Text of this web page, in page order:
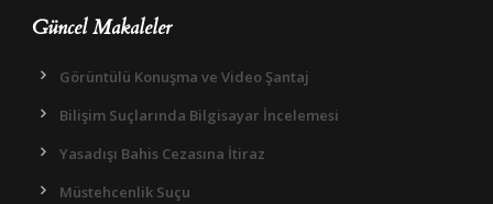
Güncel Makaleler
Görüntülü Konuşma ve Video Şantaj
Bilişim Suçlarında Bilgisayar İncelemesi
Yasadışı Bahis Cezasına İtiraz
Müstehcenlik Suçu